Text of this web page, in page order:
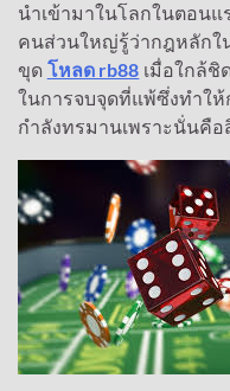
นำเข้ามาในโลกในตอน
คนส่วนใหญ่รู้ว่ากฎหลักใ
ขุด โหลด rb88 เมื่อใกล้
ในการจบจุดที่แพ้ซึ่งทำใ
กำลังทรมานเพราะนั่นคือ